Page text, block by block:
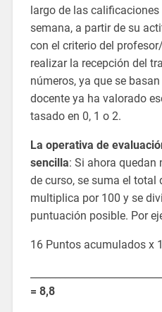
largo de las
semana, a partir de su
con el criterio del
realizar la recepción del
números, ya que se
docente ya ha valorado
tasado en 0, 1 o 2.
La operativa de
sencilla: Si ahora quedan
de curso, se suma el total
multiplica por 100 y se
puntuación posible. Por
16 Puntos acumulados x
= 8,8